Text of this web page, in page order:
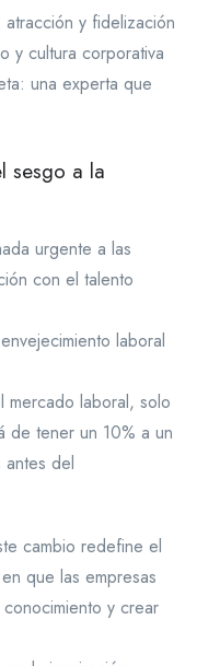
y fidelización
y cultura corporativa
una experta que
sesgo a la
urgente a las
con el talento
laboral
laboral, solo
de tener un 10% a un
del
cambio redefine el
que las empresas
y crear